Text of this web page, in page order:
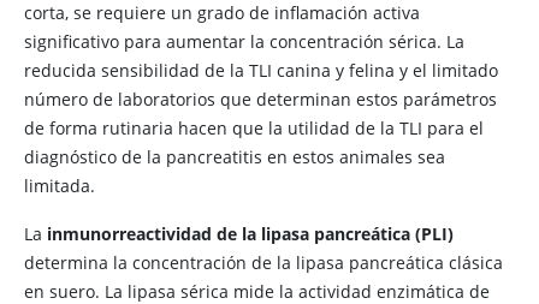
corta, se requiere un grado de inflamación activa
significativo para aumentar la concentración sérica. La
reducida sensibilidad de la TLI canina y felina y el limitado
número de laboratorios que determinan estos parámetros
de forma rutinaria hacen que la utilidad de la TLI para el
diagnóstico de la pancreatitis en estos animales sea
limitada.
La inmunorreactividad de la lipasa pancreática (PLI)
determina la concentración de la lipasa pancreática clásica
en suero. La lipasa sérica mide la actividad enzimática de